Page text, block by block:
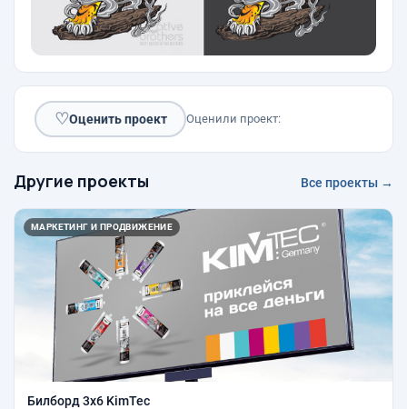
♡Оценить проект Оценили проект:
Другие проекты Все проекты →
МАРКЕТИНГ И ПРОДВИЖЕНИЕ
Билборд 3х6 KimTec